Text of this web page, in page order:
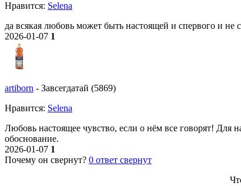
Нравитcя: Selena
да всякая любовь может быть настоящей и спервого и не
2026-01-07 1
artiborn - Завсегдатай (5869)
Нравитcя: Selena
Любовь настоящее чувство, если о нём все говорят! Для
обоснование.
2026-01-07 1
Почему он свернут? 0 ответ свернут